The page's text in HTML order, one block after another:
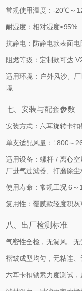
常规使用温度：-20℃～
耐湿度：相对湿度≤95%
抗静电：防静电款表面
阻燃等级：定制款可达
适用环境：户外风沙、
境
七、安装与配套参数
安装方式：六耳旋转卡
单支适配风量：1800～
适用设备：螺杆 / 离心
厂进气过滤器、打磨除
使用寿命：常规工况 6～
复用性：覆膜款轻度积
八、出厂检测标准
气密性全检，无漏风、无
褶皱成型均匀，无粘连、
六耳卡扣锁紧力度测试